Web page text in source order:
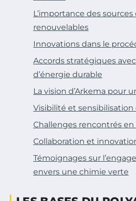
L’importance des sources
renouvelables
Innovations dans le
Accords stratégiques
d’énergie durable
La vision d’Arkema pour
Visibilité et sensibilisation
Challenges rencontrés
Collaboration et
Témoignages sur
envers une chimie verte